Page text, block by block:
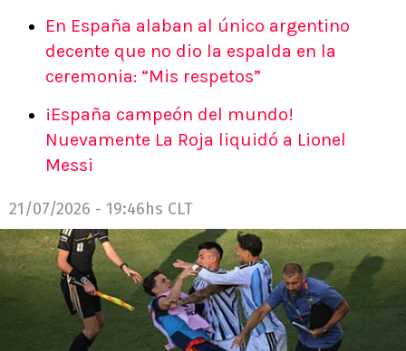
En España alaban al único argentino
decente que no dio la espalda en la
ceremonia: “Mis respetos”
¡España campeón del mundo!
Nuevamente La Roja liquidó a Lionel
Messi
21/07/2026 - 19:46hs CLT